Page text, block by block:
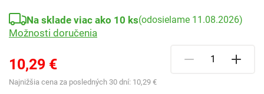
10,29 €
Najnižšia cena za posledných 30 dní: 10,29 €
Na sklade viac ako 10 ks(odosielame 11.08.2026)
Možnosti doručenia